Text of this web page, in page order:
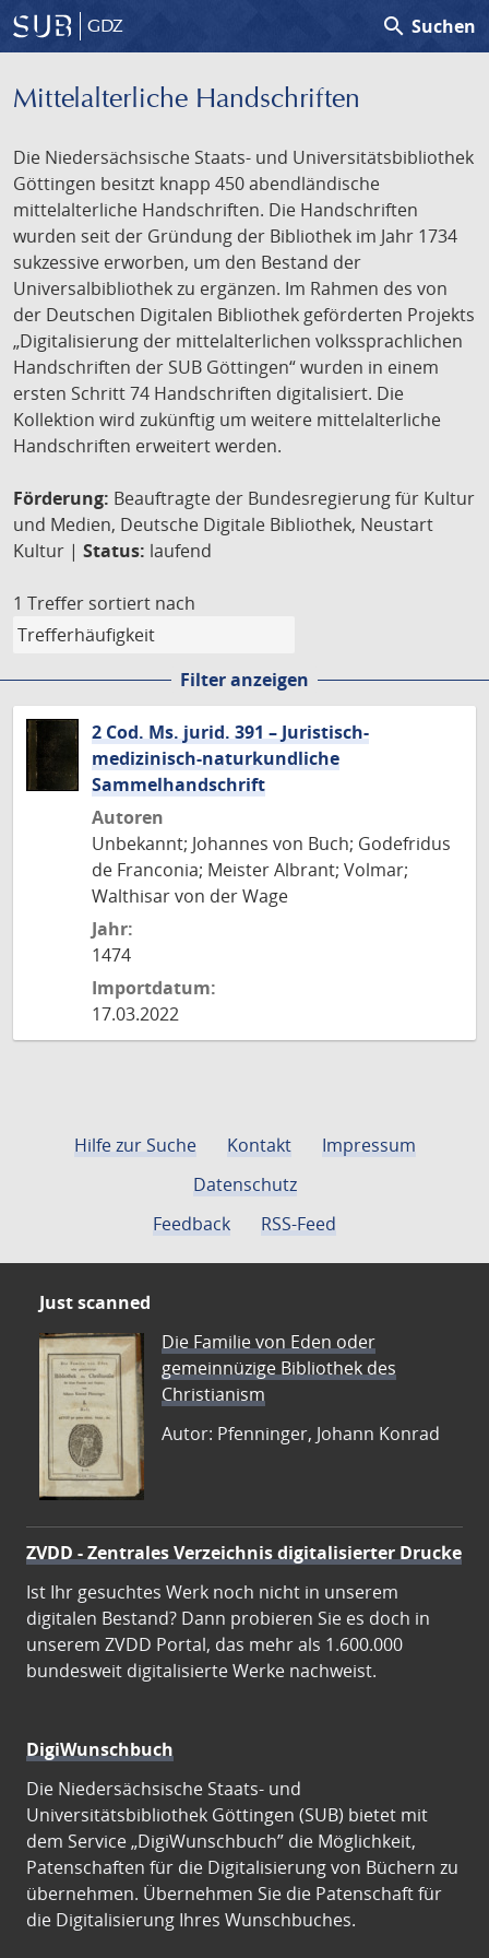
GDZ search Suchen
Mittelalterliche Handschriften
Die Niedersächsische Staats- und Universitätsbibliothek
Göttingen besitzt knapp 450 abendländische
mittelalterliche Handschriften. Die Handschriften
wurden seit der Gründung der Bibliothek im Jahr 1734
sukzessive erworben, um den Bestand der
Universalbibliothek zu ergänzen. Im Rahmen des von
der Deutschen Digitalen Bibliothek geförderten Projekts
„Digitalisierung der mittelalterlichen volkssprachlichen
Handschriften der SUB Göttingen“ wurden in einem
ersten Schritt 74 Handschriften digitalisiert. Die
Kollektion wird zukünftig um weitere mittelalterliche
Handschriften erweitert werden.
Förderung: Beauftragte der Bundesregierung für Kultur
und Medien, Deutsche Digitale Bibliothek, Neustart
Kultur | Status: laufend
1 Treffer sortiert nach
Filter anzeigen
2 Cod. Ms. jurid. 391 – Juristisch-
medizinisch-naturkundliche
Sammelhandschrift
Autoren
Unbekannt; Johannes von Buch; Godefridus
de Franconia; Meister Albrant; Volmar;
Walthisar von der Wage
Jahr:
1474
Importdatum:
17.03.2022
Hilfe zur Suche Kontakt
Impressum
Datenschutz
Feedback
RSS-Feed
Just scanned
Die Familie von Eden oder
gemeinnüzige Bibliothek des
Christianism
Autor: Pfenninger, Johann Konrad
ZVDD - Zentrales Verzeichnis digitalisierter Drucke
Ist Ihr gesuchtes Werk noch nicht in unserem
digitalen Bestand? Dann probieren Sie es doch in
unserem ZVDD Portal, das mehr als 1.600.000
bundesweit digitalisierte Werke nachweist.
DigiWunschbuch
Die Niedersächsische Staats- und
Universitätsbibliothek Göttingen (SUB) bietet mit
dem Service „DigiWunschbuch” die Möglichkeit,
Patenschaften für die Digitalisierung von Büchern zu
übernehmen. Übernehmen Sie die Patenschaft für
die Digitalisierung Ihres Wunschbuches.